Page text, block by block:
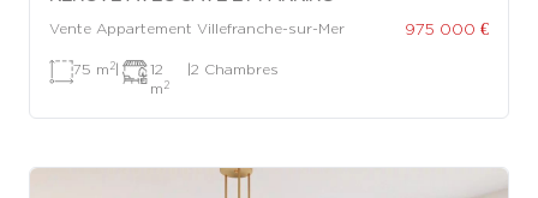
Vente Appartement Villefranche-sur-Mer 975 000 €
75 m 2|
12
m 2
|2 Chambres